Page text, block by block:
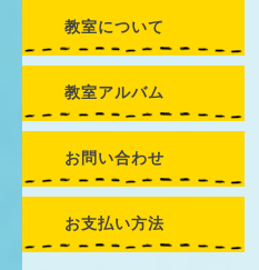
教室について
教室アルバム
お問い合わせ
お支払い方法